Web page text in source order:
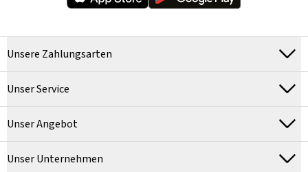
Unsere Zahlungsarten
Unser Service
Unser Angebot
Unser Unternehmen